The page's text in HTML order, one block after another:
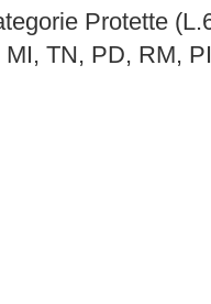
Protette
MI, TN, PD, RM,